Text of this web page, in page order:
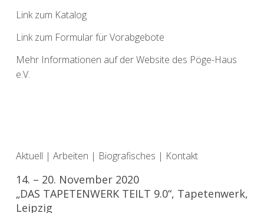
Link zum Katalog
Link zum Formular für Vorabgebote
Mehr Informationen auf der Website des Pöge-Haus
e.V.
Aktuell | Arbeiten | Biografisches | Kontakt
14. – 20. November 2020
„DAS TAPETENWERK TEILT 9.0“, Tapetenwerk,
Leipzig